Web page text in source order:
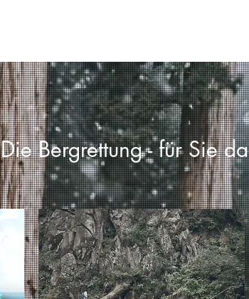
Die Bergrettung - für Sie da